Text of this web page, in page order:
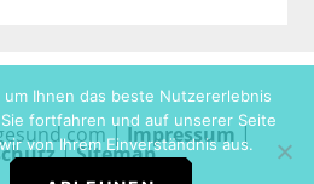
|Impressum|
|Sitemap
Ihnen das beste Nutzererlebnis
fortfahren und auf unserer Seite
von Ihrem Einverständnis aus.